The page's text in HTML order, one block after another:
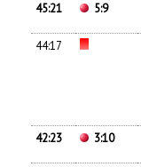
45:21 5:9
44:17
42:23 3:10